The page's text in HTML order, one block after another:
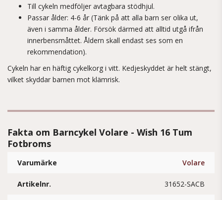
Till cykeln medföljer avtagbara stödhjul.
Passar ålder: 4-6 år (Tänk på att alla barn ser olika ut,
även i samma ålder. Försök därmed att alltid utgå ifrån
innerbensmåttet. Åldern skall endast ses som en
rekommendation).
Cykeln har en häftig cykelkorg i vitt. Kedjeskyddet är helt stängt,
vilket skyddar barnen mot klämrisk.
Fakta om Barncykel Volare - Wish 16 Tum
Fotbroms
Varumärke Volare
Artikelnr. 31652-SACB